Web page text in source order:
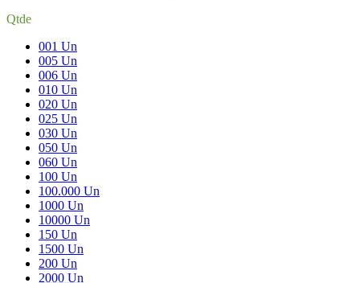
Qtde
001 Un
005 Un
006 Un
010 Un
020 Un
025 Un
030 Un
050 Un
060 Un
100 Un
100.000 Un
1000 Un
10000 Un
150 Un
1500 Un
200 Un
2000 Un